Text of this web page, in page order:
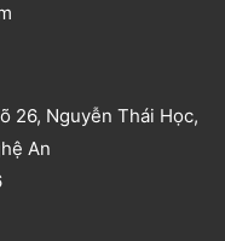
26, Nguyễn Thái Học,
An​